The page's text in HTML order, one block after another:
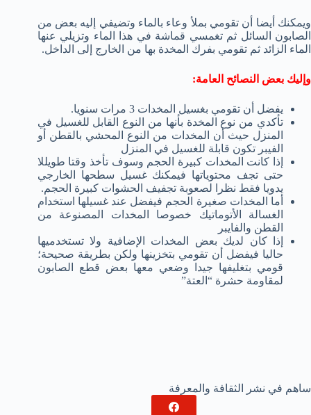
ويمكنك أيضا أن تقومي بملأ وعاء بالماء وتضيفي إليه بعض من
الصابون السائل ثم تغمسي قماشة في هذا الماء وتزيلي عنها
الماء الزائد ثم تقومي بفرك المخدة بها من الخارج إلى الداخل.
وإليك بعض النصائح العامة:
يفضل أن تقومي بغسيل المخدات 3 مرات سنويا.
تأكدي من نوع المخدة بأنها من النوع القابل للغسيل في
المنزل حيث أن المخدات من النوع المحشي بالقطن أو
الفيبر تكون قابلة للغسيل في المنزل
إذا كانت المخدات كبيرة الحجم وسوف تأخذ وقتا طويللا
حتى تجف محتوياتها فيمكنك غسيل سطحها الخارجي
يدويا فقط نظرا لصعوبة تجفيف الحشوات كبيرة الحجم.
أما المخدات صغيرة الحجم فيفضل عند غسيلها استخدام
الغسالة الأتوماتيك خصوصا المخدات المصنوعة من
القطن والفايبر
إذا كان لديك بعض المخدات الإضافية ولا تستخدميها
حاليا فيفضل أن تقومي بتخزينها ولكن بطريقة صحيحة؛
قومي بتغليفها جيدا وضعي معها بعض قطع الصابون
لمقاومة حشرة “العتة”
ساهم في نشر الثقافة والمعرفة